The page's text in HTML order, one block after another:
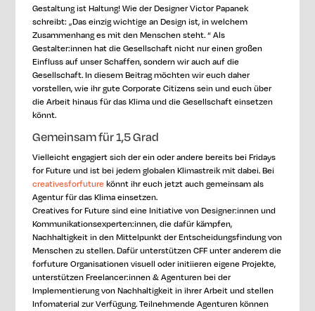
Gestaltung ist Haltung! Wie der Designer Victor Papanek
schreibt: „Das einzig wichtige an Design ist, in welchem
Zusammenhang es mit den Menschen steht. “ Als
Gestalter:innen hat die Gesellschaft nicht nur einen großen
Einfluss auf unser Schaffen, sondern wir auch auf die
Gesellschaft. In diesem Beitrag möchten wir euch daher
vorstellen, wie ihr gute Corporate Citizens sein und euch über
die Arbeit hinaus für das Klima und die Gesellschaft einsetzen
könnt.
Gemeinsam für 1,5 Grad
Vielleicht engagiert sich der ein oder andere bereits bei Fridays
for Future und ist bei jedem globalen Klimastreik mit dabei. Bei
creativesforfuture könnt ihr euch jetzt auch gemeinsam als
Agentur für das Klima einsetzen.
Creatives for Future sind eine Initiative von Designer:innen und
Kommunikationsexperten:innen, die dafür kämpfen,
Nachhaltigkeit in den Mittelpunkt der Entscheidungsfindung von
Menschen zu stellen. Dafür unterstützen CFF unter anderem die
forfuture Organisationen visuell oder initiieren eigene Projekte,
unterstützen Freelancer:innen & Agenturen bei der
Implementierung von Nachhaltigkeit in ihrer Arbeit und stellen
Infomaterial zur Verfügung. Teilnehmende Agenturen können